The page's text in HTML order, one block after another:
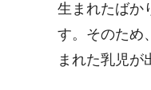
生まれたばか
す。そのため
まれた乳児が